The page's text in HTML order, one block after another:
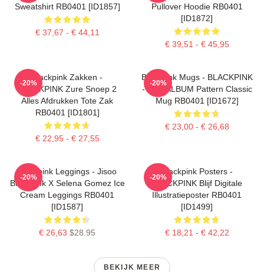
Sweatshirt RB0401 [ID1857]
€ 37,67 - € 44,11
Pullover Hoodie RB0401
[ID1872]
€ 39,51 - € 45,95
Blackpink Zakken -
BLACKPINK Zure Snoep 2
Alles Afdrukken Tote Zak
RB0401 [ID1801]
€ 22,95 - € 27,55
-20%
Blackpink Mugs - BLACKPINK
- THE ALBUM Pattern Classic
Mug RB0401 [ID1672]
€ 23,00 - € 26,68
-20%
Blackpink Leggings - Jisoo
BlackPink X Selena Gomez Ice
Cream Leggings RB0401
[ID1587]
€ 26,63 $28.95
-20%
Blackpink Posters -
BLACKPINK Blijf Digitale
Illustratieposter RB0401
[ID1499]
€ 18,21 - € 42,22
-20%
BEKIJK MEER